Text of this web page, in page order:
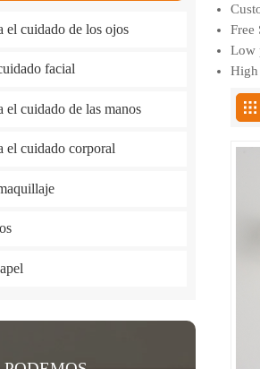
el cuidado de los ojos
facial
el cuidado de las manos
el cuidado corporal
Free
Low
High